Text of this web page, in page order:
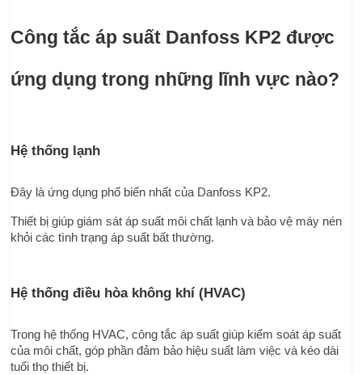
Công tắc áp suất Danfoss KP2 được
ứng dụng trong những lĩnh vực nào?
Hệ thống lạnh
Đây là ứng dụng phổ biến nhất của Danfoss KP2.
Thiết bị giúp giám sát áp suất môi chất lạnh và bảo vệ máy nén
khỏi các tình trạng áp suất bất thường.
Hệ thống điều hòa không khí (HVAC)
Trong hệ thống HVAC, công tắc áp suất giúp kiểm soát áp suất
của môi chất, góp phần đảm bảo hiệu suất làm việc và kéo dài
tuổi thọ thiết bị.